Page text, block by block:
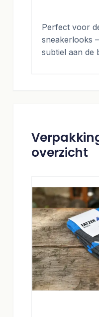
Perfect voor
sneakerlooks
subtiel aan de
overzicht